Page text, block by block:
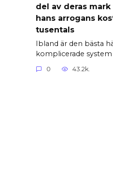
del av deras
hans arrogans
tusentals
Ibland är den bästa
komplicerade system
0 43.2k.